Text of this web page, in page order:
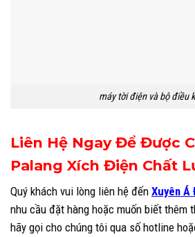
máy tời điện và bộ điều
Liên Hệ Ngay Để Được
Palang Xích Điện Chất
Quý khách vui lòng liên hệ đến Xuyên Á
nhu cầu đặt hàng hoặc muốn biết thêm
hãy gọi cho chúng tôi qua số hotline